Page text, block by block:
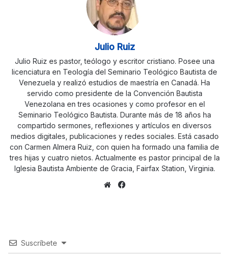
Julio Ruiz
Julio Ruiz es pastor, teólogo y escritor cristiano. Posee una
licenciatura en Teología del Seminario Teológico Bautista de
Venezuela y realizó estudios de maestría en Canadá. Ha
servido como presidente de la Convención Bautista
Venezolana en tres ocasiones y como profesor en el
Seminario Teológico Bautista. Durante más de 18 años ha
compartido sermones, reflexiones y artículos en diversos
medios digitales, publicaciones y redes sociales. Está casado
con Carmen Almera Ruiz, con quien ha formado una familia de
tres hijas y cuatro nietos. Actualmente es pastor principal de la
Iglesia Bautista Ambiente de Gracia, Fairfax Station, Virginia.
Sitio
Suscríbete